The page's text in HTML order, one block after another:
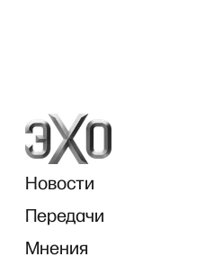
Новости
Передачи
Мнения